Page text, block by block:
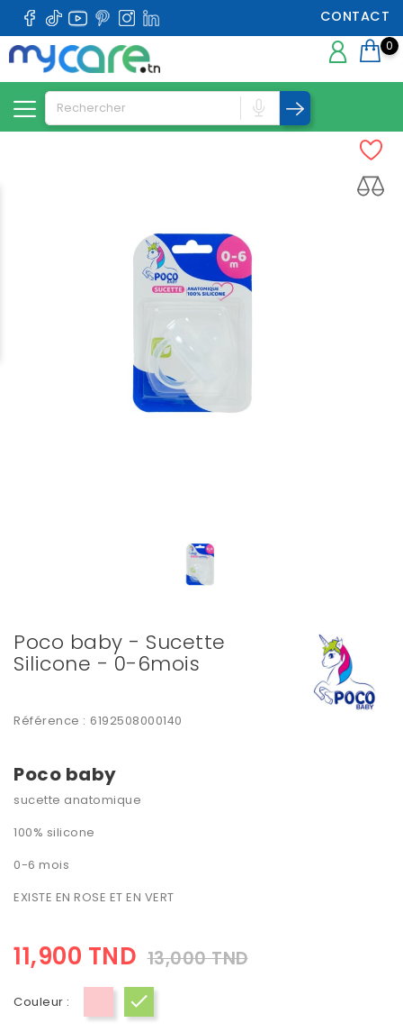
CONTACT
0
Poco baby - Sucette
Silicone - 0-6mois
Référence : 6192508000140
Poco baby
sucette anatomique
100% silicone
0-6 mois
EXISTE EN ROSE ET EN VERT
11,900 TND 13,000 TND
Couleur : Rose